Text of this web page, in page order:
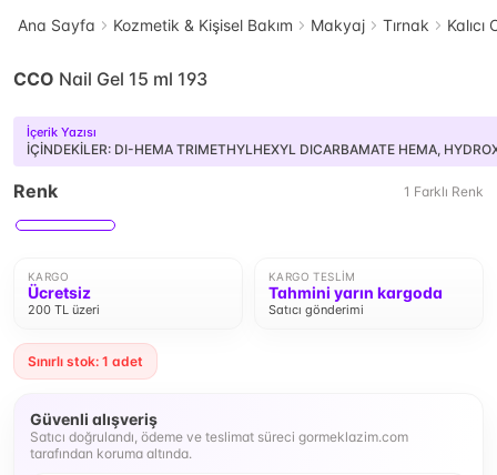
Ana Sayfa Kozmetik & Kişisel Bakım Makyaj Tırnak Kalıcı
CCO Nail Gel 15 ml 193
İçerik Yazısı
İÇİNDEKİLER: DI-HEMA TRIMETHYLHEXYL DICARBAMATE HEMA,
Renk 1 Farklı Renk
KARGO
Ücretsiz
200 TL üzeri
KARGO TESLIM
Tahmini yarın kargoda
Satıcı gönderimi
Sınırlı stok: 1 adet
Güvenli alışveriş
Satıcı doğrulandı, ödeme ve teslimat süreci gormeklazim.com
tarafından koruma altında.